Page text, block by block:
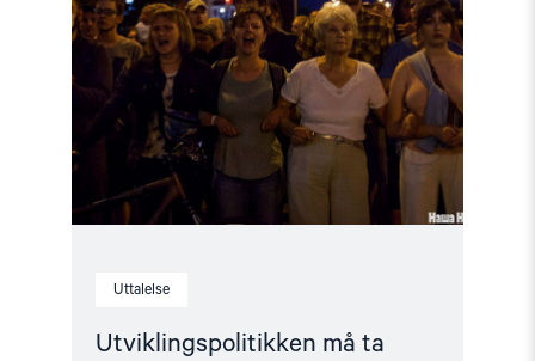
Uttalelse
Utviklingspolitikken må ta
ta
menneskerettigheter
på
alvor"